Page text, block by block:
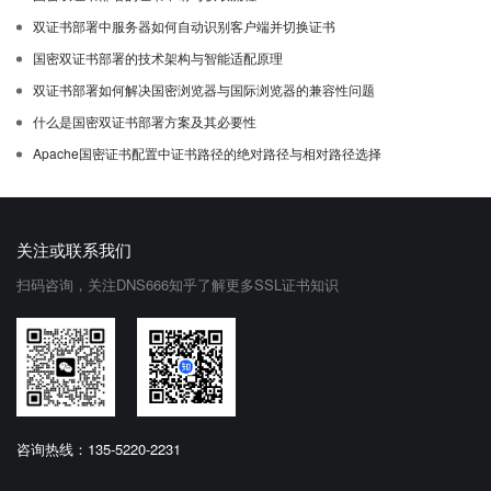
双证书部署中服务器如何自动识别客户端并切换证书
国密双证书部署的技术架构与智能适配原理
双证书部署如何解决国密浏览器与国际浏览器的兼容性问题
什么是国密双证书部署方案及其必要性
Apache国密证书配置中证书路径的绝对路径与相对路径选择
关注或联系我们
扫码咨询，关注DNS666知乎了解更多SSL证书知识
咨询热线：135-5220-2231